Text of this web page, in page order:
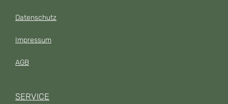
Datenschutz
Impressum
AGB
SERVICE